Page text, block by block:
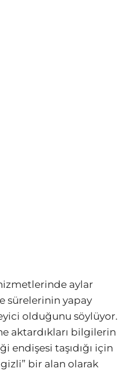
aylar
sürelerinin yapay
olduğunu söylüyor.
aktardıkları bilgilerin
endişesi taşıdığı için
bir alan olarak